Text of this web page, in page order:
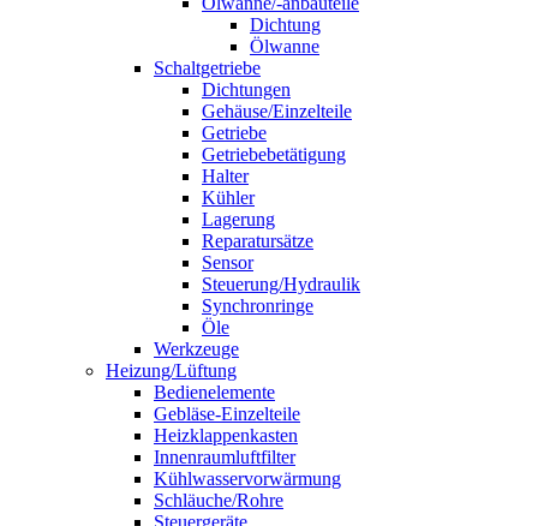
Dichtung
Ölwanne
Schaltgetriebe
Dichtungen
Gehäuse/Einzelteile
Getriebe
Getriebebetätigung
Halter
Kühler
Lagerung
Reparatursätze
Sensor
Steuerung/Hydraulik
Synchronringe
Öle
Werkzeuge
Heizung/Lüftung
Bedienelemente
Gebläse-Einzelteile
Heizklappenkasten
Innenraumluftfilter
Kühlwasservorwärmung
Schläuche/Rohre
Steuergeräte